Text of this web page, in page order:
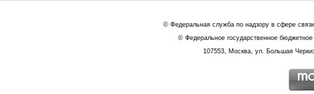
© Федеральная служба по надзору в сфере
© Федеральное государственное
107553, Москва, ул. Большая